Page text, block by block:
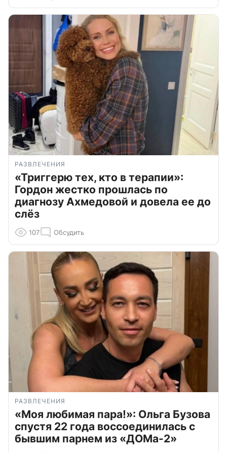
РАЗВЛЕЧЕНИЯ
«Триггерю тех, кто в терапии»:
Гордон жестко прошлась по
диагнозу Ахмедовой и довела ее до
слёз
107 Обсудить
РАЗВЛЕЧЕНИЯ
«Моя любимая пара!»: Ольга Бузова
спустя 22 года воссоединилась с
бывшим парнем из «ДОМа-2»